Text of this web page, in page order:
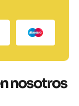
nosotros